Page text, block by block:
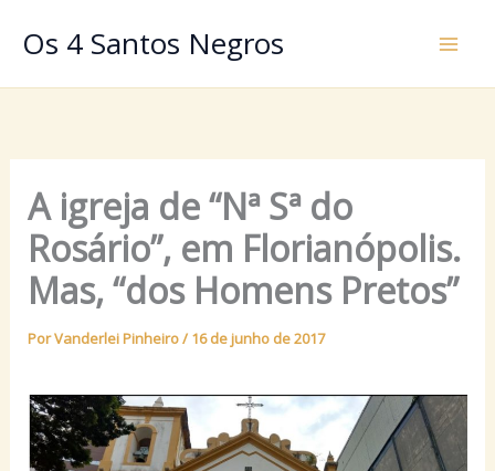
paraOs 4 Santos Negros
A igreja de “Nª Sª do
Rosário”, em Florianópolis.
Mas, “dos Homens Pretos”
PorVanderlei Pinheiro/ 16 de junho de 2017